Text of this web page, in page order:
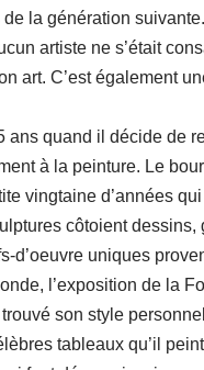
la génération suivante.
artiste ne s’était
art. C’est également
ans quand il décide de
à la peinture. Le
vingtaine d’années
côtoient dessins,
d’oeuvre uniques
l’exposition de la
trouvé son style
tableaux qu’il